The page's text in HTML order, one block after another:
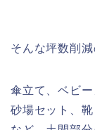
そんな坪数削
傘立て、ベビ
砂場セット、靴